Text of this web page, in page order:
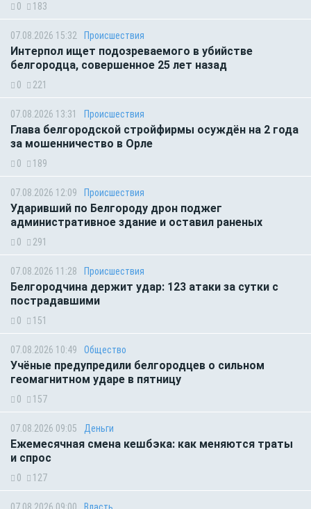
0 183
07.08.2026 15:32 Происшествия
Интерпол ищет подозреваемого в убийстве
белгородца, совершенное 25 лет назад
0 221
07.08.2026 13:31 Происшествия
Глава белгородской стройфирмы осуждён на 2 года
за мошенничество в Орле
0 189
07.08.2026 12:09 Происшествия
Ударивший по Белгороду дрон поджег
административное здание и оставил раненых
0 291
07.08.2026 11:28 Происшествия
Белгородчина держит удар: 123 атаки за сутки с
пострадавшими
0 151
07.08.2026 10:49 Общество
Учёные предупредили белгородцев о сильном
геомагнитном ударе в пятницу
0 157
07.08.2026 09:05 Деньги
Ежемесячная смена кешбэка: как меняются траты
и спрос
0 127